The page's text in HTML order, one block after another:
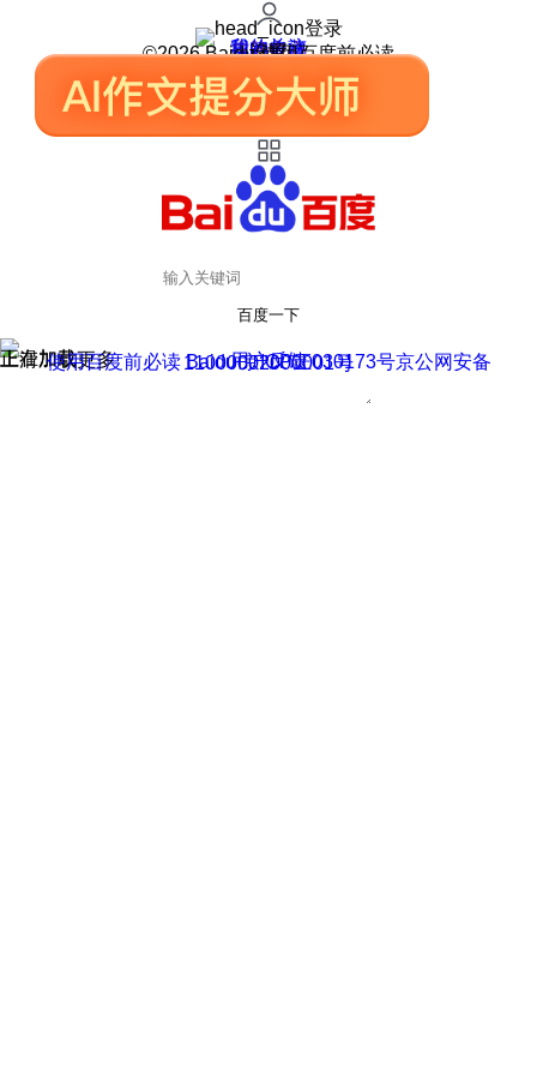
登录
我的关注
我的收藏
皮肤中心
用户反馈
设置
©2026 Baidu 使用百度前必读
百度一下
正在加载
上滑加载更多 用户反馈
使用百度前必读 Baidu 京ICP证030173号
京公网安备11000002000001号